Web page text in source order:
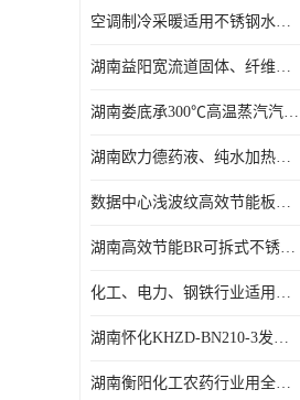
汽水混合加热器
水处理设备
空调制冷采暖适用不锈钢水水汽水板式换热器
湖南益阳宽流道固体、纤维、浆状物质加热冷却冷凝蒸发板式换热器
湖南娄底承300℃高温蒸汽汽水二级换热器
湖南欧力德药液、纯水加热、冷却、蒸发及杀菌用卫生级板式换热器
数据中心浅波纹高效节能板式换热器
湖南高效节能BR可拆式不锈钢板式换热器厂家定制
化工、电力、钢铁行业适用冷却冷凝蒸发加热不锈钢可拆式板式换热器
湖南怀化KHZD-BN210-3发动机柴油冷却钎焊机板式热交换器
湖南衡阳化工农药行业用全焊接板式冷凝器专业定制